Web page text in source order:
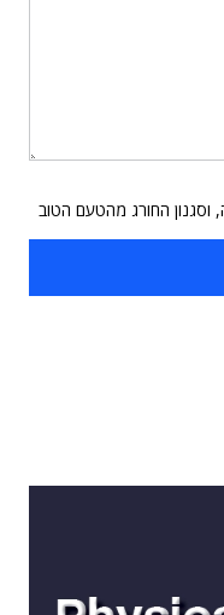
וסגנון החורג מהטעם הטוב